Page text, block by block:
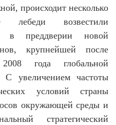
происходит несколько
возвестили
в преддверии новой
крупнейшей после
года глобальной
С увеличением частоты
условий страны
окружающей среды и
стратегический